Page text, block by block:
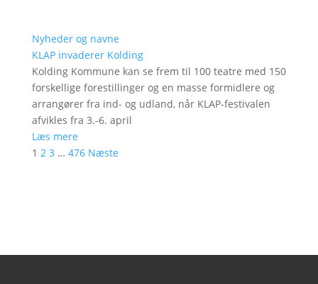
Nyheder og navne
KLAP invaderer Kolding
Kolding Kommune kan se frem til 100 teatre med 150
forskellige forestillinger og en masse formidlere og
arrangører fra ind- og udland, når KLAP-festivalen
afvikles fra 3.-6. april
Læs mere
1 2 3 … 476 Næste